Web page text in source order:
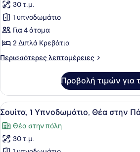
Άτομα
με
Αναπηρία
(Hearing)
φωτογραφιών
για
Δωμάτιο,
2
Κρεβάτια,
Πόλη
30 τ.μ.
1 υπνοδωμάτιο
Για 4 άτομα
2 Διπλά Κρεβάτια
Περισσότερες λεπτομέρειες
Περισσότερες
2
Διπλά
Κρεβάτια,
στην
Πόλη
Προβολή τιμών για
Προβολή
όλων
των
φωτογραφιών
Ένα
7
Σουίτα, 1 Υπνοδωμάτιο, Θέα στην
Θέα στην πόλη
30 τ.μ.